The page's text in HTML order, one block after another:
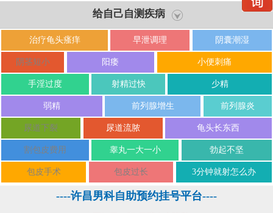
给自己自测疾病
治疗龟头瘙痒 早泄调理 阴囊潮湿
阴茎短小 阳痿 小便刺痛
手淫过度 射精过快 少精
弱精 前列腺增生 前列腺炎
尿道下裂 尿道流脓 龟头长东西
割包皮费用 睾丸一大一小 勃起不坚
包皮手术 包皮过长 3分钟就射怎么办
----许昌男科自助预约挂号平台----